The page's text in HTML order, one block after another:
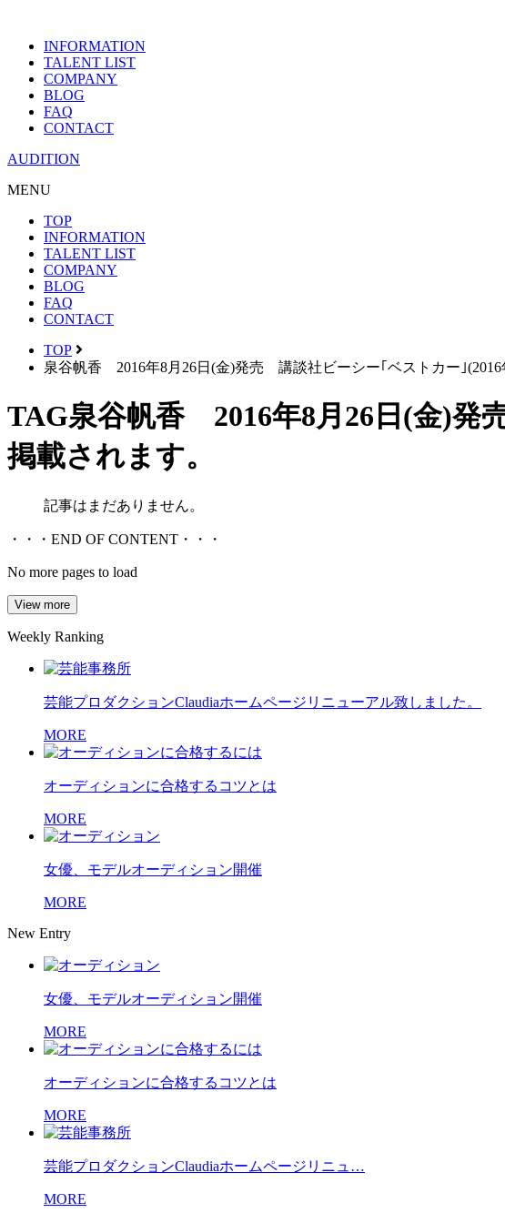
INFORMATION
TALENT LIST
COMPANY
BLOG
FAQ
CONTACT
AUDITION
MENU
TOP
INFORMATION
TALENT LIST
COMPANY
BLOG
FAQ
CONTACT
TOP
泉谷帆香 2016年8月26日(金)発売 講談社ビーシー｢ベストカー｣(2016
TAG泉谷帆香 2016年8月26日(金)発
掲載されます。
記事はまだありません。
・・・END OF CONTENT・・・
No more pages to load
View more
Weekly Ranking
芸能プロダクションClaudiaホームページリニューアル致しました。
MORE
オーディションに合格するコツとは
MORE
女優、モデルオーディション開催
MORE
New Entry
女優、モデルオーディション開催
MORE
オーディションに合格するコツとは
MORE
芸能プロダクションClaudiaホームページリニュ…
MORE